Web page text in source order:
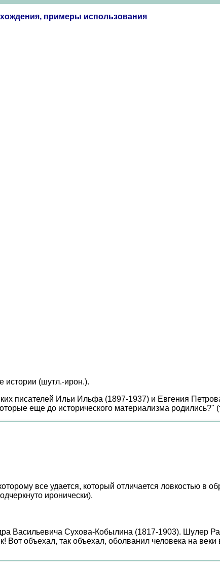
примеры использования
истории (шутл.-ирон.).
писателей Ильи Ильфа (1897-1937) и Евгения
еще до исторического материализма родились?"
все удается, который отличается ловкостью в
иронически).
Васильевича Сухова-Кобылина (1817-1903). Шулер
объехал, так объехал, оболванил человека на